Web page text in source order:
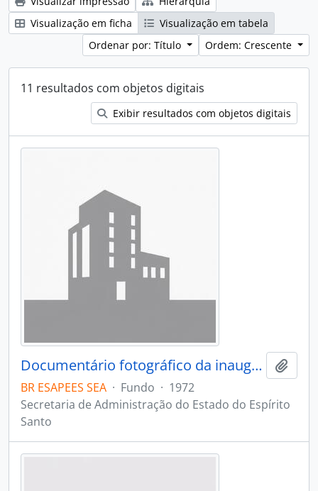
Visualização em ficha
Visualização em tabela
Ordenar por: Título
Ordem: Crescente
11 resultados com objetos digitais
Exibir resultados com objetos digitais
Documentário fotográfico da inauguração da nova sede da secretaria de administração
BR ESAPEES SEA · Fundo · 1972
Secretaria de Administração do Estado do Espírito
Santo